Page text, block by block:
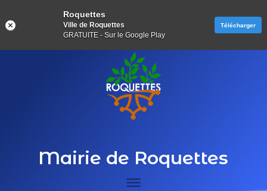
Mairie de Roquettes
Roquettes
Ville de Roquettes
GRATUITE - Sur le Google Play
Télécharger